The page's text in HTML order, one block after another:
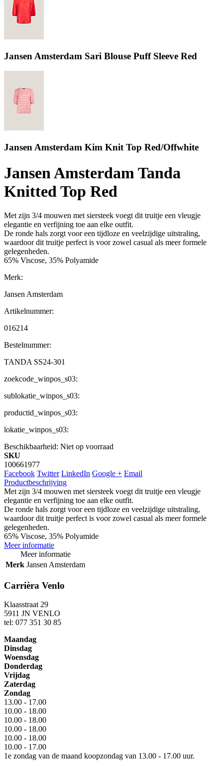
Jansen Amsterdam Sari Blouse Puff Sleeve Red
Jansen Amsterdam Kim Knit Top Red/Offwhite
Jansen Amsterdam Tanda
Knitted Top Red
Met zijn 3/4 mouwen met siersteek voegt dit truitje een vleugje
elegantie en verfijning toe aan elke outfit.
De ronde hals zorgt voor een tijdloze en veelzijdige uitstraling,
waardoor dit truitje perfect is voor zowel casual als meer formele
gelegenheden.
65% Viscose, 35% Polyamide
Merk:
Jansen Amsterdam
Artikelnummer:
016214
Bestelnummer:
TANDA SS24-301
zoekcode_winpos_s03:
sublokatie_winpos_s03:
productid_winpos_s03:
lokatie_winpos_s03:
Beschikbaarheid: Niet op voorraad
SKU
100661977
Facebook Twitter LinkedIn Google + Email
Productbeschrijving
Met zijn 3/4 mouwen met siersteek voegt dit truitje een vleugje
elegantie en verfijning toe aan elke outfit.
De ronde hals zorgt voor een tijdloze en veelzijdige uitstraling,
waardoor dit truitje perfect is voor zowel casual als meer formele
gelegenheden.
65% Viscose, 35% Polyamide
Meer informatie
Meer informatie
Merk Jansen Amsterdam
Carrièra Venlo
Klaasstraat 29
5911 JN VENLO
tel: 077 351 30 85
Maandag
Dinsdag
Woensdag
Donderdag
Vrijdag
Zaterdag
Zondag
13.00 - 17.00
10.00 - 18.00
10.00 - 18.00
10.00 - 18.00
10.00 - 18.00
10.00 - 17.00
1e zondag van de maand koopzondag van 13.00 - 17.00 uur.